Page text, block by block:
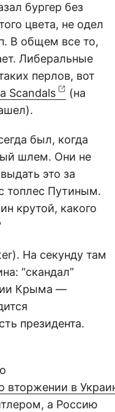
бургер без
цвета, не одел
В общем все то,
Либеральные
перлов, вот
Scandals
(на
был, когда
шлем. Они не
это за
топлес Путиным.
крутой, какого
На секунду там
“скандал”
Крыма —
президента.
вторжении в
а Россию